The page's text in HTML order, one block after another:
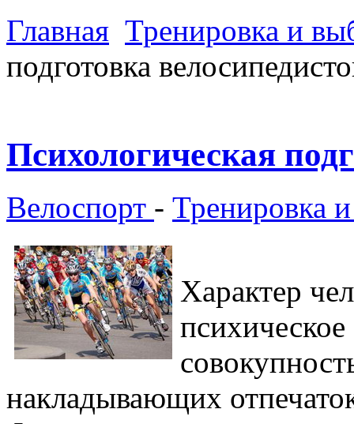
Главная Тренировка и
подготовка
Психологическая
Велоспорт - Тренировка
Характер
накладывающих